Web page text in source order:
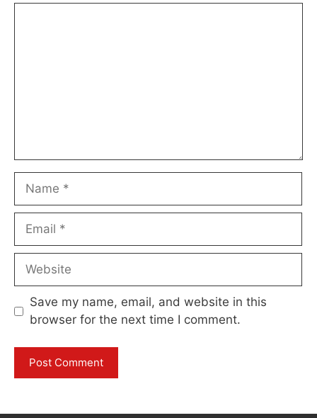
Name
Email
Website
Save my name, email, and website in this
browser for the next time I comment.